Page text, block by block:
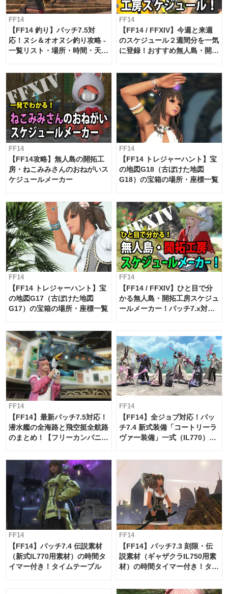
FF14
【FF14 釣り】パッチ7.5対
応！ヌシ＆オオヌシ釣り攻略 -
一覧リスト・場所・時間・天
FF14
【FF14 / FFXIV】今週と来週
のスケジュール２週間分を一気
に登録！おすすめ無人島・開拓
FF14
【FF14攻略】無人島の開拓工
房・ねこみみさんのおねがいス
ケジュールメーカー
FF14
【FF14 トレジャーハント】宝
の地図G18（古ぼけた地図
G18）の宝箱の場所・座標一覧
FF14
【FF14 トレジャーハント】宝
の地図G17（古ぼけた地図
G17）の宝箱の場所・座標一覧
FF14
【FF14 / FFXIV】ひと目で分
かる無人島・開拓工房スケジュ
ールメーカー！パッチ7.x対応
FF14
【FF14】最新パッチ7.5対応！
潜水艦の全海路と飛空挺全航路
のまとめ！【フリーカンパニ
FF14
【FF14】全ジョブ対応！パッ
チ7.4 新式装備「コートリーラ
ヴァー装備」一式（IL770）の
FF14
【FF14】パッチ7.4 伝説素材
（新式IL770用素材）の時間タ
イマー付き！タイムテーブル
FF14
【FF14】パッチ7.3 刻限・伝
説素材（ギャザクラIL750用素
材）の時間タイマー付き！タイ